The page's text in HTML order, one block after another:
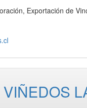
Exportación de